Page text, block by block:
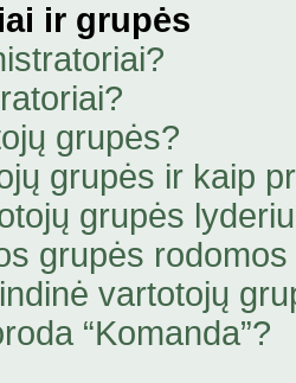
ir grupės
grupės?
grupės ir kaip
grupės
grupės
vartotojų
“Komanda”?